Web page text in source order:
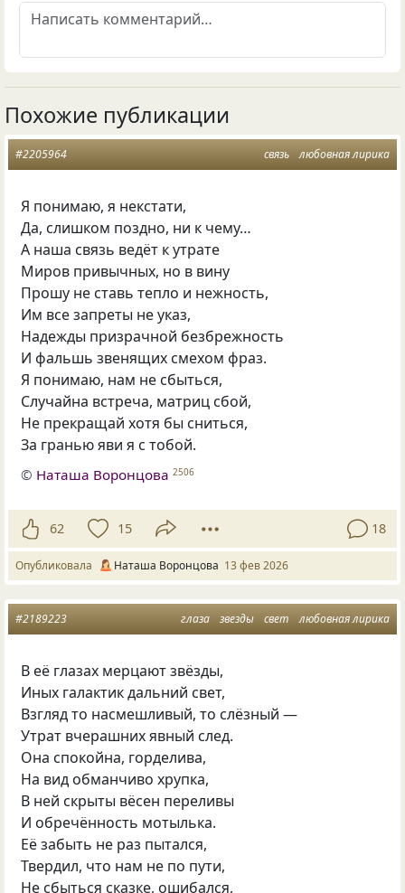
Похожие публикации
связь любовная лирика
#2205964
Я понимаю, я некстати,
Да, слишком поздно, ни к чему…
А наша связь ведёт к утрате
Миров привычных, но в вину
Прошу не ставь тепло и нежность,
Им все запреты не указ,
Надежды призрачной безбрежность
И фальшь звенящих смехом фраз.
Я понимаю, нам не сбыться,
Случайна встреча, матриц сбой,
Не прекращай хотя бы сниться,
За гранью яви я с тобой.
© Наташа Воронцова 2506
62 15 18
Опубликовала Наташа Воронцова 13 фев 2026
глаза звезды свет любовная лирика
#2189223
В её глазах мерцают звёзды,
Иных галактик дальний свет,
Взгляд то насмешливый, то слёзный —
Утрат вчерашних явный след.
Она спокойна, горделива,
На вид обманчиво хрупка,
В ней скрыты вёсен переливы
И обречённость мотылька.
Её забыть не раз пытался,
Твердил, что нам не по пути,
Не сбыться сказке, ошибался,